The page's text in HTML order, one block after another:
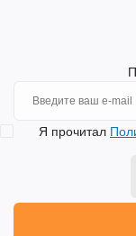
Я прочитал